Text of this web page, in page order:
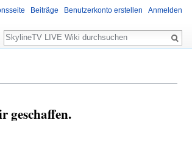
geschaffen.
Beiträge Benutzerkonto erstellen Anmelden
Suche